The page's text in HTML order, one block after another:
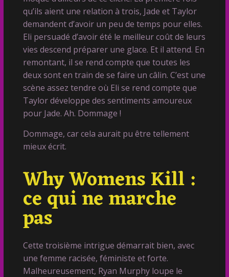
qu’ils aient une relation à trois, Jade et Taylor
demandent d’avoir un peu de temps pour elles.
Eli persuadé d’avoir été le meilleur coût de leurs
vies descend préparer une glace. Et il attend. En
remontant, il se rend compte que toutes les
deux sont en train de se faire un câlin. C’est une
scène assez tendre où Eli se rend compte que
Taylor développe des sentiments amoureux
pour Jade. Ah. Dommage !
Dommage, car cela aurait pu être tellement
mieux écrit.
Why Womens Kill :
ce qui ne marche
pas
Cette troisième intrigue démarrait bien, avec
une femme racisée, féministe et forte.
Malheureusement, Ryan Murphy loupe le